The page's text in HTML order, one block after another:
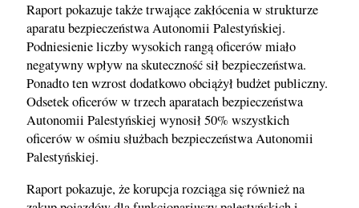
Raport pokazuje także trwające zakłócenia w strukturze
aparatu bezpieczeństwa Autonomii Palestyńskiej.
Podniesienie liczby wysokich rangą oficerów miało
negatywny wpływ na skuteczność sił bezpieczeństwa.
Ponadto ten wzrost dodatkowo obciążył budżet publiczny.
Odsetek oficerów w trzech aparatach bezpieczeństwa
Autonomii Palestyńskiej wynosił 50% wszystkich
oficerów w ośmiu służbach bezpieczeństwa Autonomii
Palestyńskiej.
Raport pokazuje, że korupcja rozciąga się również na